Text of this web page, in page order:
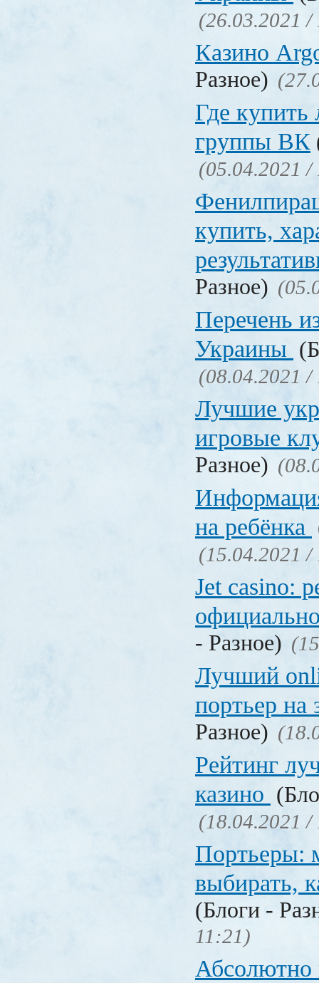
(26.03.2021 /
Казино
Разное)
Где купить
группы ВК
(05.04.2021 /
купить,
Разное)
Перечень
Украины
(08.04.2021 /
Лучшие
игровые
Разное)
на ребёнка
(15.04.2021 /
Jet casino:
- Разное)
Лучший
портьер на
Разное)
Рейтинг
казино
(18.04.2021 /
Портьеры:
выбирать,
(Блоги -
11:21)
Абсолютно